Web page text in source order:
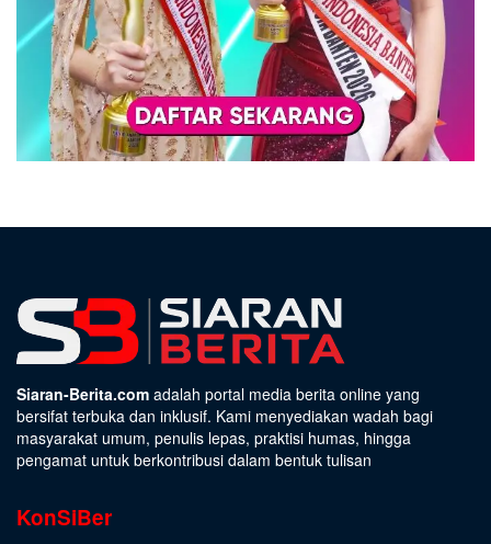
Siaran-Berita.com adalah portal media berita online yang
bersifat terbuka dan inklusif. Kami menyediakan wadah bagi
masyarakat umum, penulis lepas, praktisi humas, hingga
pengamat untuk berkontribusi dalam bentuk tulisan
KonSiBer